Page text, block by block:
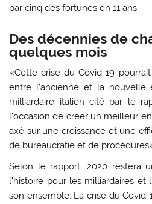
par cinq des fortunes en 11 ans.
Des décennies de
quelques mois
«Cette crise du Covid-19
entre l’ancienne et la nouvelle
milliardaire italien cité par le
l’occasion de créer un meilleur
axé sur une croissance et une
de bureaucratie et de
Selon le rapport, 2020 restera
l’histoire pour les milliardaires et
son ensemble. La crise du